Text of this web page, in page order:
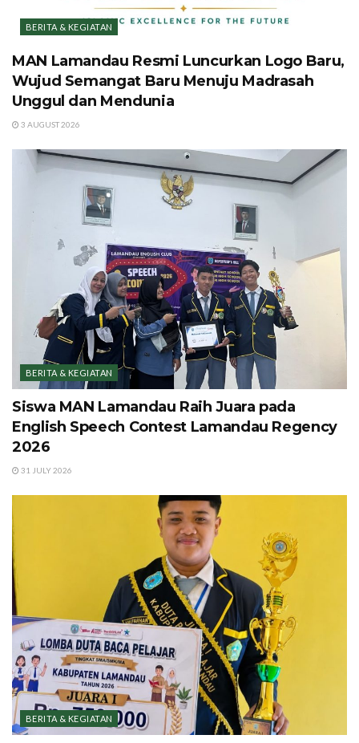
BERITA & KEGIATAN
MAN Lamandau Resmi Luncurkan Logo Baru,
Wujud Semangat Baru Menuju Madrasah
Unggul dan Mendunia
3 AUGUST 2026
BERITA & KEGIATAN
Siswa MAN Lamandau Raih Juara pada
English Speech Contest Lamandau Regency
2026
31 JULY 2026
BERITA & KEGIATAN